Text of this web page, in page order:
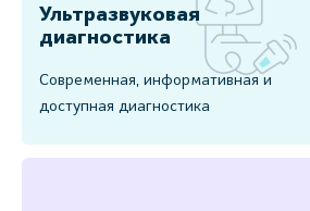
Ультразвуковая
диагностика
Современная, информативная и
доступная диагностика